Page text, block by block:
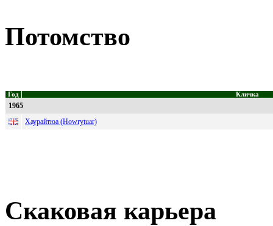
Потомство
Год Кличка
1965
Хаурайтюа (Howrytuar)
Скаковая карьера